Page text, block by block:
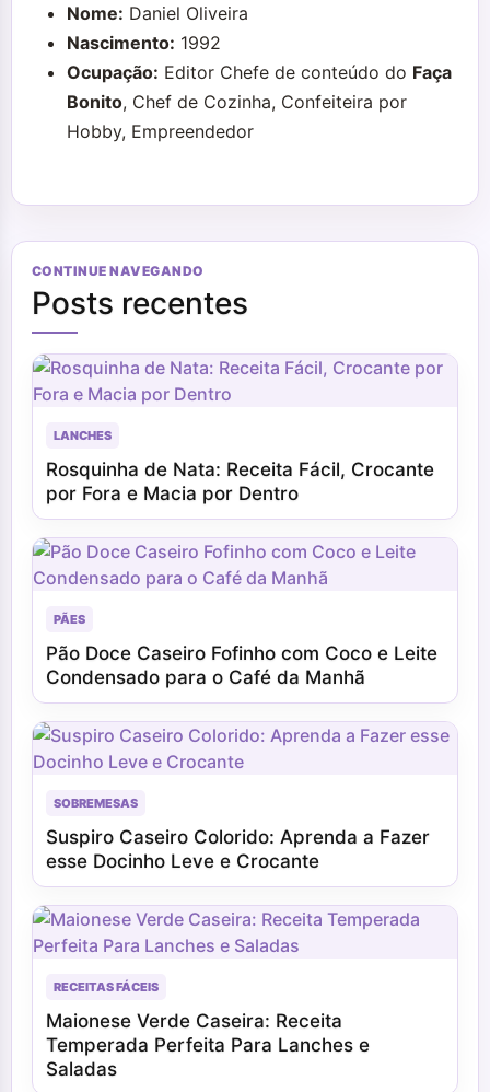
Nome: Daniel Oliveira
Nascimento: 1992
Ocupação: Editor Chefe de conteúdo do Faça
Bonito, Chef de Cozinha, Confeiteira por
Hobby, Empreendedor
CONTINUE NAVEGANDO
Posts recentes
LANCHES
Rosquinha de Nata: Receita Fácil, Crocante
por Fora e Macia por Dentro
PÃES
Pão Doce Caseiro Fofinho com Coco e Leite
Condensado para o Café da Manhã
SOBREMESAS
Suspiro Caseiro Colorido: Aprenda a Fazer
esse Docinho Leve e Crocante
RECEITAS FÁCEIS
Maionese Verde Caseira: Receita
Temperada Perfeita Para Lanches e
Saladas